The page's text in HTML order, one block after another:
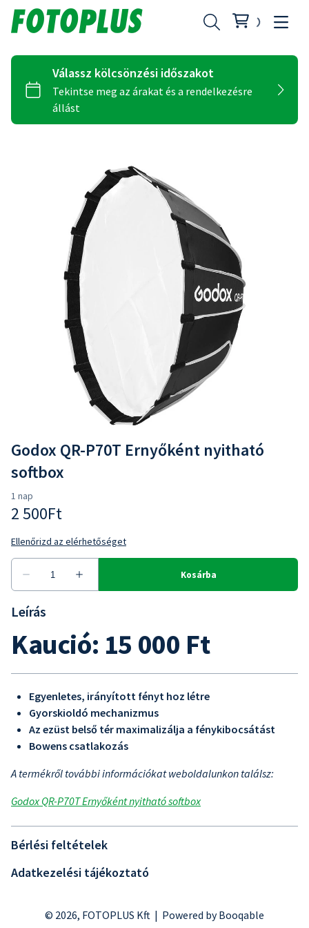
Godox QR-P70T Ernyőként nyitható
softbox
Leírás
Kaució: 15 000 Ft
Egyenletes, irányított fényt hoz létre
Gyorskioldó mechanizmus
Az ezüst belső tér maximalizálja a fénykibocsátást
Bowens csatlakozás
A termékről további információkat weboldalunkon találsz:
Godox QR-P70T Ernyőként nyitható softbox
Bérlési feltételek
Adatkezelési tájékoztató
© 2026, FOTOPLUS Kft | Powered by Booqable